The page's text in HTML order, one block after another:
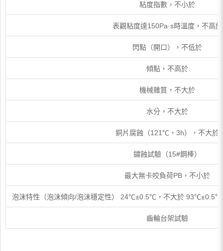
粘度指數，不小於
表觀粘度達150Pa·s時溫度，不高於
閃點（開口），不低於
傾點，不高於
機械雜質，不大於
水分，不大於
銅片腐蝕（121℃，3h），不大於
鏽蝕試驗（15#鋼棒）
最大無卡咬負荷PB，不小於
泡沫特性（泡沫傾向/泡沫穩定性） 24℃±0.5℃，不大於
齒輪台架試驗